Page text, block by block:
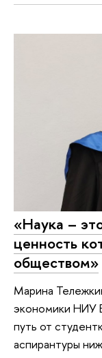
«Наука –
ценность
обществом»
Марина
экономики НИУ
путь от
аспирантуры